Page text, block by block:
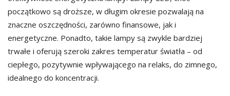
początkowo są droższe, w długim okresie pozwalają na
znaczne oszczędności, zarówno finansowe, jak i
energetyczne. Ponadto, takie lampy są zwykle bardziej
trwałe i oferują szeroki zakres temperatur światła – od
ciepłego, pozytywnie wpływającego na relaks, do zimnego,
idealnego do koncentracji.